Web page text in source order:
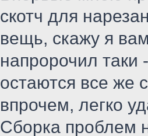
скотч для
вещь, скажу я
напророчил таки
остаются все же
впрочем, легко
Сборка проблем